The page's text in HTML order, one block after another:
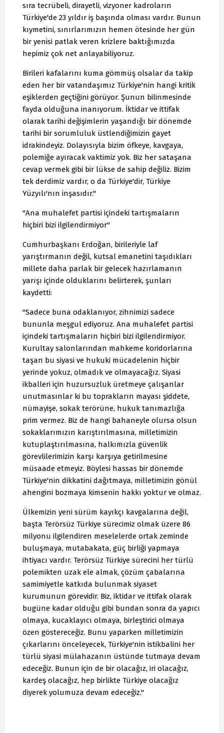
sıra tecrübeli, dirayetli, vizyoner kadroların
Türkiye'de 23 yıldır iş başında olması vardır. Bunun
kıymetini, sınırlarımızın hemen ötesinde her gün
bir yenisi patlak veren krizlere baktığımızda
hepimiz çok net anlayabiliyoruz.
Birileri kafalarını kuma gömmüş olsalar da takip
eden her bir vatandaşımız Türkiye'nin hangi kritik
eşiklerden geçtiğini görüyor. Şunun bilinmesinde
fayda olduğuna inanıyorum. İktidar ve ittifak
olarak tarihi değişimlerin yaşandığı bir dönemde
tarihi bir sorumluluk üstlendiğimizin gayet
idrakindeyiz. Dolayısıyla bizim öfkeye, kavgaya,
polemiğe ayıracak vaktimiz yok. Biz her sataşana
cevap vermek gibi bir lükse de sahip değiliz. Bizim
tek derdimiz vardır, o da Türkiye'dir, Türkiye
Yüzyılı'nın inşasıdır."
"Ana muhalefet partisi içindeki tartışmaların
hiçbiri bizi ilgilendirmiyor"
Cumhurbaşkanı Erdoğan, birileriyle laf
yarıştırmanın değil, kutsal emanetini taşıdıkları
millete daha parlak bir gelecek hazırlamanın
yarışı içinde olduklarını belirterek, şunları
kaydetti:
"Sadece buna odaklanıyor, zihnimizi sadece
bununla meşgul ediyoruz. Ana muhalefet partisi
içindeki tartışmaların hiçbiri bizi ilgilendirmiyor.
Kurultay salonlarından mahkeme koridorlarına
taşan bu siyasi ve hukuki mücadelenin hiçbir
yerinde yokuz, olmadık ve olmayacağız. Siyasi
ikballeri için huzursuzluk üretmeye çalışanlar
unutmasınlar ki bu toprakların mayası şiddete,
nümayişe, sokak terörüne, hukuk tanımazlığa
prim vermez. Biz de hangi bahaneyle olursa olsun
sokaklarımızın karıştırılmasına, milletimizin
kutuplaştırılmasına, halkımızla güvenlik
görevlilerimizin karşı karşıya getirilmesine
müsaade etmeyiz. Böylesi hassas bir dönemde
Türkiye'nin dikkatini dağıtmaya, milletimizin gönül
ahengini bozmaya kimsenin hakkı yoktur ve olmaz.
Ülkemizin yeni sürüm kayıkçı kavgalarına değil,
başta Terörsüz Türkiye sürecimiz olmak üzere 86
milyonu ilgilendiren meselelerde ortak zeminde
buluşmaya, mutabakata, güç birliği yapmaya
ihtiyacı vardır. Terörsüz Türkiye sürecini her türlü
polemikten uzak ele almak, çözüm çabalarına
samimiyetle katkıda bulunmak siyaset
kurumunun görevidir. Biz, iktidar ve ittifak olarak
bugüne kadar olduğu gibi bundan sonra da yapıcı
olmaya, kucaklayıcı olmaya, birleştirici olmaya
özen göstereceğiz. Bunu yaparken milletimizin
çıkarlarını önceleyecek, Türkiye'nin istikbalini her
türlü siyasi mülahazanın üstünde tutmaya devam
edeceğiz. Bunun için de bir olacağız, iri olacağız,
kardeş olacağız, hep birlikte Türkiye olacağız
diyerek yolumuza devam edeceğiz."